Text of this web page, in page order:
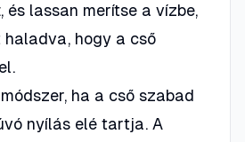
és lassan merítse a vízbe,
haladva, hogy a cső
ha a cső szabad
nyílás elé tartja. A